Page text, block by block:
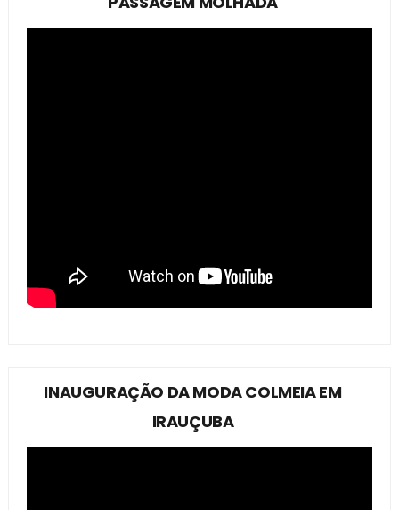
INAUGURAÇÃO DA MODA COLMEIA EM
IRAUÇUBA